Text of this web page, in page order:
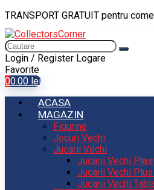
TRANSPORT GRATUIT pentru
Login / Register Logare
Favorite
00.00 lei
ACASA
MAGAZIN
Figurine
Jocuri Vechi
Jucarii Vechi
Jucarii Vechi
Jucarii Vechi
Jucarii Vechi